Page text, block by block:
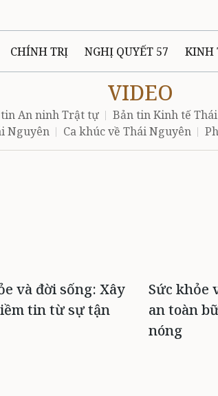
CHÍNH TRỊ NGHỊ QUYẾT 57 KINH
VÀ NGƯỜI THÁI NGUYÊN GIAO THÔNG
NGUYÊN - MÔI TRƯỜNG THỂ THAO
VIDEO
An ninh Trật tự Bản tin Kinh tế
Nguyên
Ca khúc về Thái Nguyên
và đời sống: Xây
tin từ sự tận
Sức khỏe
an toàn
nóng